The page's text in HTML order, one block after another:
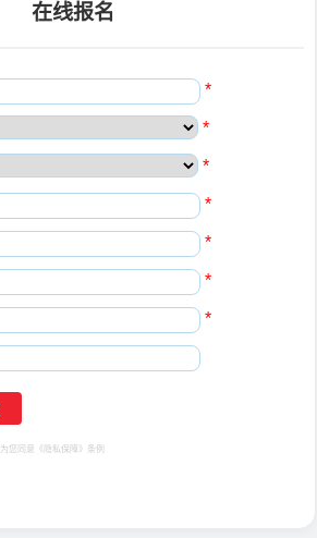
在线报名
*
*
*
*
*
*
*
您同意 《隐私保障》 条例